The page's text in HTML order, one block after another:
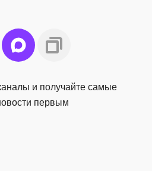
и получайте самые
первым